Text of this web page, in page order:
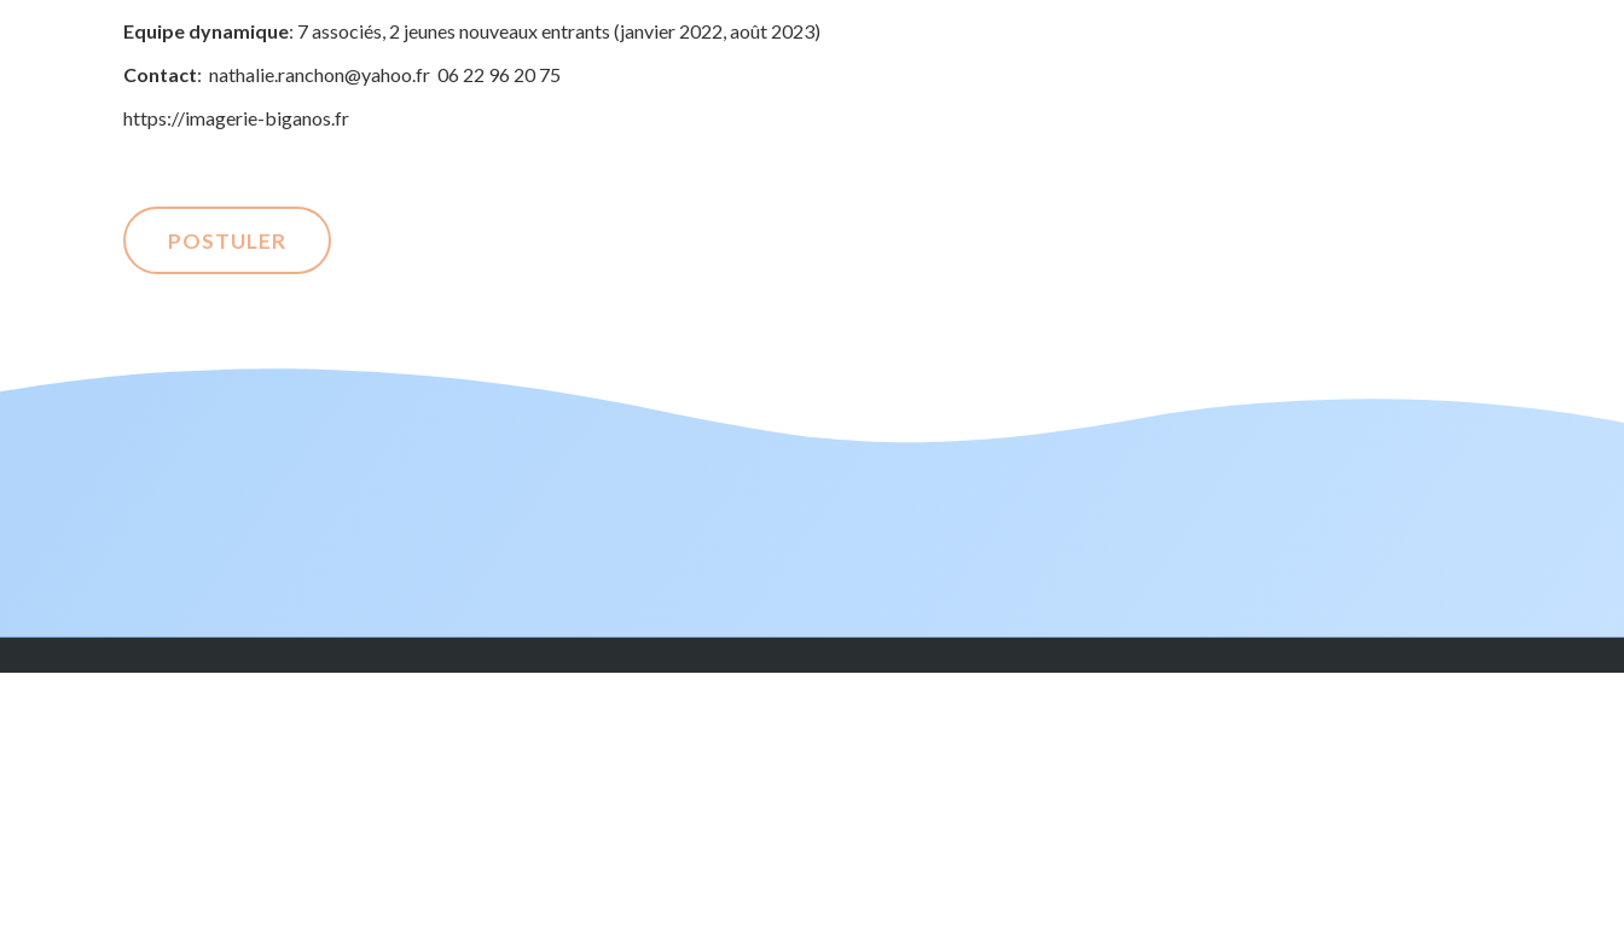
Equipe dynamique: 7 associés, 2 jeunes nouveaux entrants (janvier 2022, août 2023)
Contact: nathalie.ranchon@yahoo.fr 06 22 96 20 75
https://imagerie-biganos.fr